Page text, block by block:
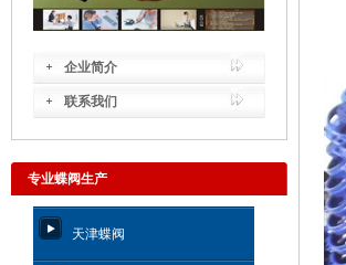
企业简介
联系我们
专业蝶阀生产
天津蝶阀